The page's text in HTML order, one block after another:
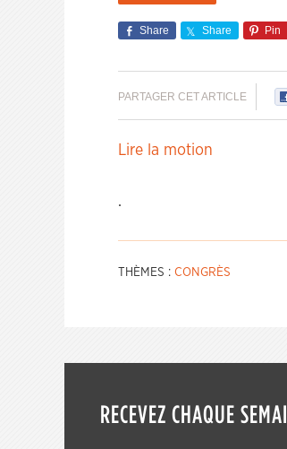
Share Share Pin
PARTAGER CET ARTICLE
Lire la motion
.
THÈMES : CONGRÈS
RECEVEZ CHAQUE